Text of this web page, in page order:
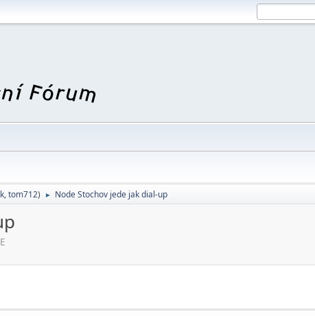
,tom712) ► Node Stochov jede jak dial-up